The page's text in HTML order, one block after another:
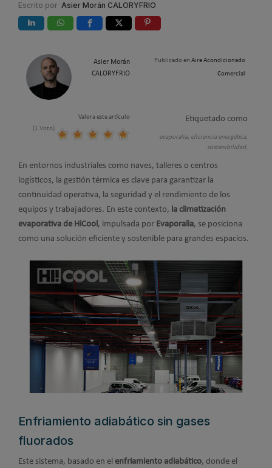
Escrito por Asier Morán CALORYFRIO
Asier Morán
CALORYFRIO
Publicado en Aire Acondicionado
Comercial
Valora este artículo
(1 Voto)
Etiquetado como
evaporalia, eficiencia energética,
sostenibilidad,
En entornos industriales como naves, talleres o centros
logísticos, la gestión térmica es clave para garantizar la
continuidad operativa, la seguridad y el rendimiento de los
equipos y trabajadores. En este contexto, la climatización
evaporativa de HiCool, impulsada por Evaporalia, se posiciona
como una solución eficiente y sostenible para grandes espacios.
Enfriamiento adiabático sin gases
fluorados
Este sistema, basado en el enfriamiento adiabático, donde el